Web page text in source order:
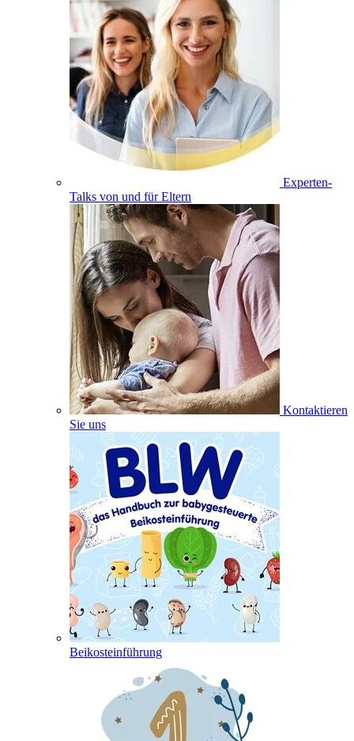
Experten-
Talks von und für Eltern
Kontaktieren
Sie uns
Beikosteinführung